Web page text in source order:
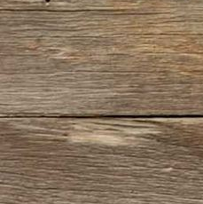
IMG_2376
IMG_2385
IMG_2386
IMG_2396
IMG_2398
IMG_2407